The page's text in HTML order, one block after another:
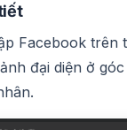
Facebook trên
đại diện ở